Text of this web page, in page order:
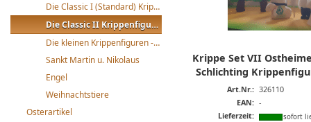
Die Classic I (Standard) Krippenfiguren
Die Classic II Krippenfiguren
Die kleinen Krippenfiguren -mini-
Sankt Martin u. Nikolaus
Engel
Weihnachtstiere
Osterartikel
Krippe Set VII
Schlichting
Art.Nr.: 326110
EAN: -
Lieferzeit:
sofort